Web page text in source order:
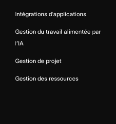
Intégrations d’applications
Gestion du travail alimentée par
l’IA
Gestion de projet
Gestion des ressources